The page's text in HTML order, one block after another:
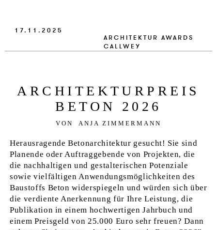
17.11.2025
ARCHITEKTUR AWARDS
CALLWEY
AR­CHI­TEK­TUR­PREIS
BE­TON 2026
VON ANJA ZIMMERMANN
Herausragende Betonarchitektur gesucht! Sie sind
Planende oder Auftraggebende von Projekten, die
die nachhaltigen und gestalterischen Potenziale
sowie vielfältigen Anwendungsmöglichkeiten des
Baustoffs Beton widerspiegeln und würden sich über
die verdiente Anerkennung für Ihre Leistung, die
Publikation in einem hochwertigen Jahrbuch und
einem Preisgeld von 25.000 Euro sehr freuen? Dann